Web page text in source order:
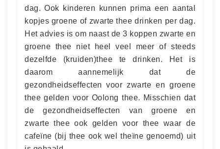
dag. Ook kinderen kunnen prima een aantal
kopjes groene of zwarte thee drinken per dag.
Het advies is om naast de 3 koppen zwarte en
groene thee niet heel veel meer of steeds
dezelfde (kruiden)thee te drinken. Het is
daarom aannemelijk dat de
gezondheidseffecten voor zwarte en groene
thee gelden voor Oolong thee. Misschien dat
de gezondheidseffecten van groene en
zwarte thee ook gelden voor thee waar de
cafeïne (bij thee ook wel theïne genoemd) uit